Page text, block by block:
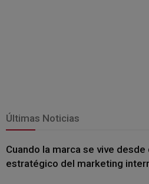
Últimas Noticias
Cuando la marca se vive
estratégico del marketing